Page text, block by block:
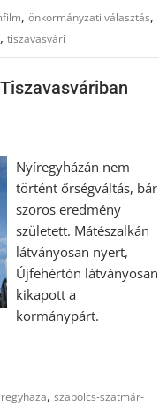
,önkormányzati választás,
,tiszavasvári
Nyíregyházán nem
történt őrségváltás, bár
szoros eredmény
született. Mátészalkán
látványosan nyert,
Újfehértón látványosan
kikapott a
kormánypárt.
,szabolcs-szatmár-